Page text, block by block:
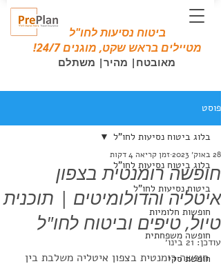
ביטוח נסיעות לחו"ל
מטיילים בראש שקט, מוגנים 24/7!
מאובטח| מהיר| משתלם
פוסט
בלוג ביטוח נסיעות לחו"ל
ביטוח נסיעות לחו"ל
חופשות חלומיות
חופשה משפחתית
חופשת סקי
בלוג ביטוח נסיעות לחו"ל
חופשה רומנטית בצפון
איטליה והדולומיטים | תוכנית
טיול, טיפים וביטוח לחו"ל
28 באוק׳ 2023 זמן קריאה 4 דקות
עודכן:21 בינו׳
חופשה רומנטית בצפון איטליה משלבת בין